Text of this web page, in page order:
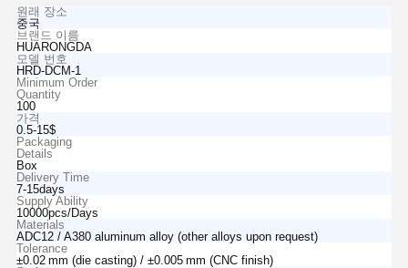
원래 장소
중국
브랜드 이름
HUARONGDA
모델 번호
HRD-DCM-1
Minimum Order
Quantity
100
가격
0.5-15$
Packaging
Details
Box
Delivery Time
7-15days
Supply Ability
10000pcs/Days
Materials
ADC12 / A380 aluminum alloy (other alloys upon request)
Tolerance
±0.02 mm (die casting) / ±0.005 mm (CNC finish)